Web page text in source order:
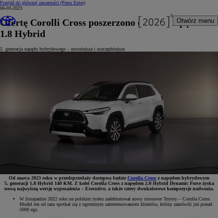
Przejdź do głównej zawartości (Press Enter)
Otwórz menu
06-03-2023
Ofertę Corolli Cross poszerzono o nowy napęd
1.8 Hybrid
5. generacja napędu hybrydowego – mocniejsza i oszczędniejsza
Od marca 2023 roku w przedsprzedaży dostępna będzie Corolla Cross z napędem hybrydowym
5. generacji 1.8 Hybrid 140 KM. Z kolei Corolla Cross z napędem 2.0 Hybrid Dynamic Force zyska
nową najwyższą wersję wyposażenia – Executive, a także cztery dwukolorowe kompozycje nadwozia.
W listopadzie 2022 roku na polskim rynku zadebiutował nowy crossover Toyoty – Corolla Cross.
Model ten od razu spotkał się z ogromnym zainteresowaniem klientów, którzy zamówili już ponad
5000 egz.